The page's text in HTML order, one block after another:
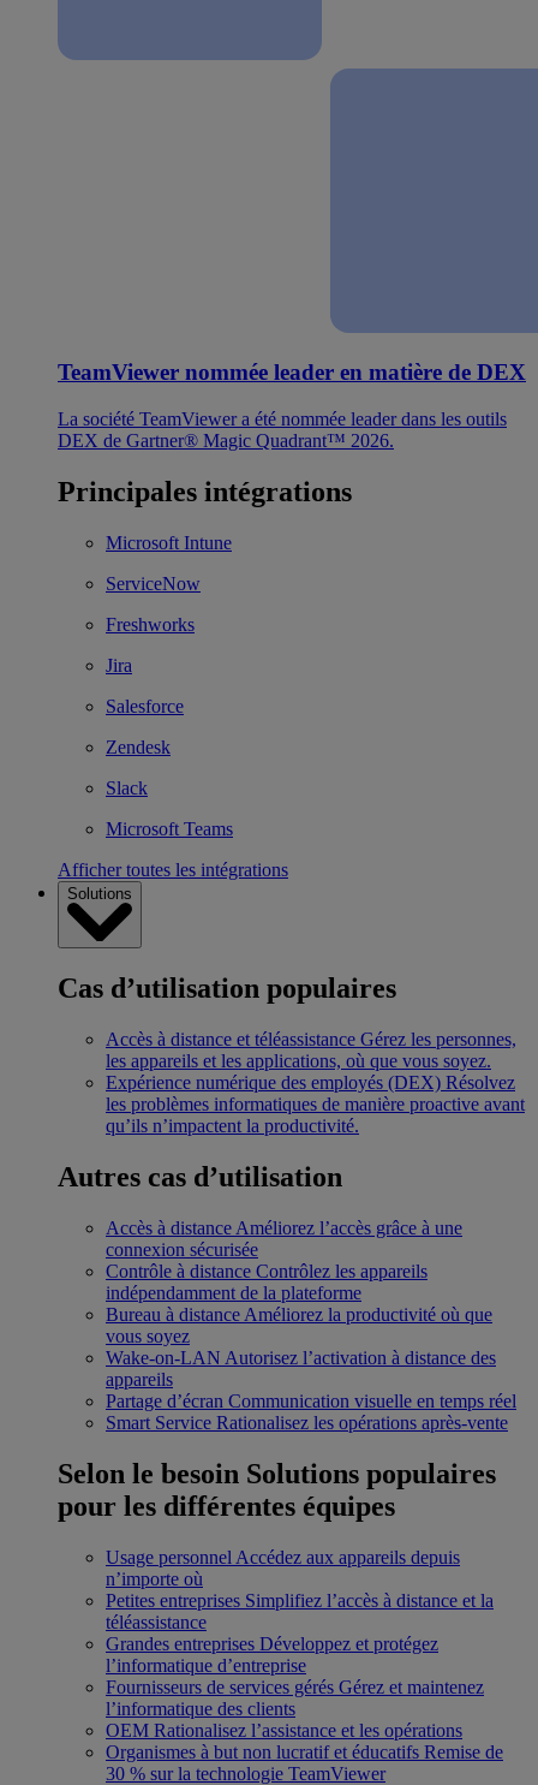
TeamViewer nommée leader en matière de DEX
La société TeamViewer a été nommée leader dans les outils
DEX de Gartner® Magic Quadrant™ 2026.
Principales intégrations
Microsoft Intune
ServiceNow
Freshworks
Jira
Salesforce
Zendesk
Slack
Microsoft Teams
Afficher toutes les intégrations
Solutions
Cas d’utilisation populaires
Accès à distance et téléassistance Gérez les personnes,
les appareils et les applications, où que vous soyez.
Expérience numérique des employés (DEX) Résolvez
les problèmes informatiques de manière proactive avant
qu’ils n’impactent la productivité.
Autres cas d’utilisation
Accès à distance Améliorez l’accès grâce à une
connexion sécurisée
Contrôle à distance Contrôlez les appareils
indépendamment de la plateforme
Bureau à distance Améliorez la productivité où que
vous soyez
Wake-on-LAN Autorisez l’activation à distance des
appareils
Partage d’écran Communication visuelle en temps réel
Smart Service Rationalisez les opérations après-vente
Selon le besoin Solutions populaires
pour les différentes équipes
Usage personnel Accédez aux appareils depuis
n’importe où
Petites entreprises Simplifiez l’accès à distance et la
téléassistance
Grandes entreprises Développez et protégez
l’informatique d’entreprise
Fournisseurs de services gérés Gérez et maintenez
l’informatique des clients
OEM Rationalisez l’assistance et les opérations
Organismes à but non lucratif et éducatifs Remise de
30 % sur la technologie TeamViewer